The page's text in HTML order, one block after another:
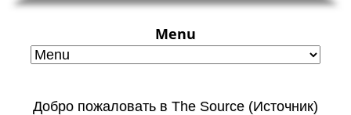
Menu
Добро пожаловать в The Source (Источник)